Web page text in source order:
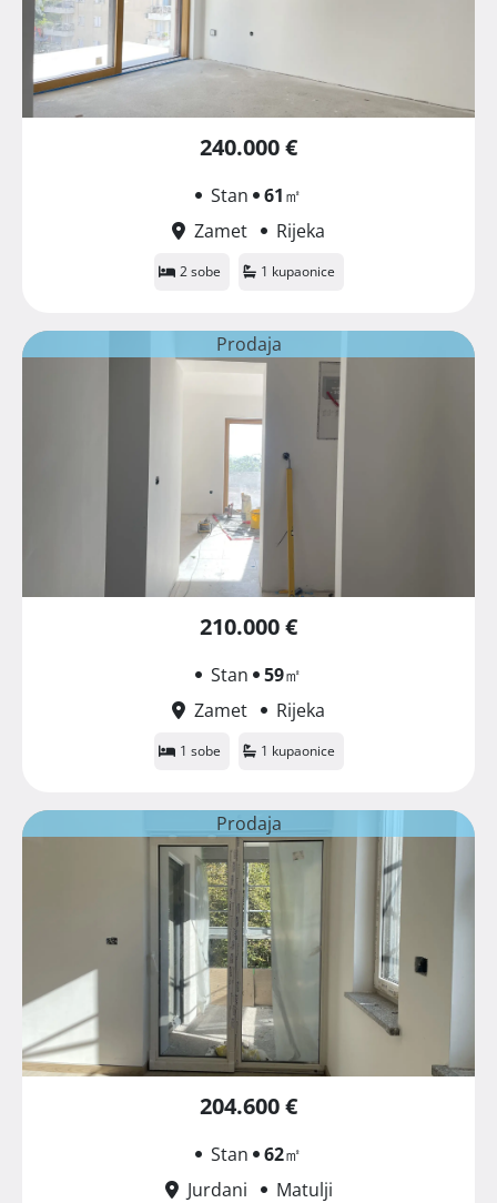
240.000 €
Stan 61㎡
Zamet
Rijeka
2 sobe 1 kupaonice
Prodaja
210.000 €
Stan 59㎡
Zamet
Rijeka
1 sobe 1 kupaonice
Prodaja
204.600 €
Stan 62㎡
Jurdani
Matulji